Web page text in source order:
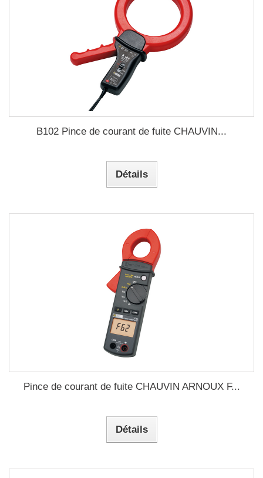
B102 Pince de courant de fuite CHAUVIN...
Détails
Pince de courant de fuite CHAUVIN ARNOUX F...
Détails